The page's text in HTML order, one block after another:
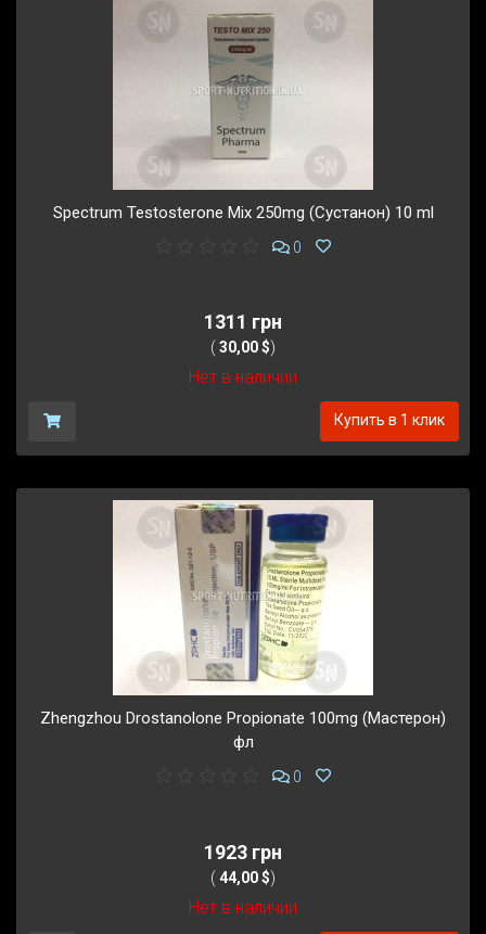
Spectrum Testosterone Mix 250mg (Сустанон) 10 ml
0
1311 грн
( 30,00 $)
Нет в наличии
Купить в 1 клик
Zhengzhou Drostanolone Propionate 100mg (Мастерон)
фл
0
1923 грн
( 44,00 $)
Нет в наличии